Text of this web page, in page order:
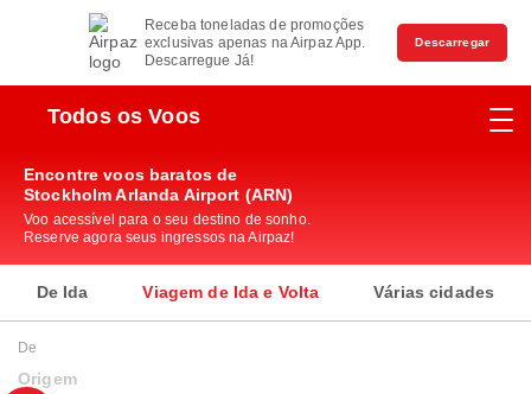
Receba toneladas de promoções
exclusivas apenas na Airpaz App.
Descarregue Já!
Descarregar
Todos os Voos
Encontre voos baratos de
Stockholm Arlanda Airport (ARN)
Voo acessível para o seu destino de sonho.
Reserve agora seus ingressos na Airpaz!
De Ida Viagem de Ida e Volta Várias cidades
De
Origem